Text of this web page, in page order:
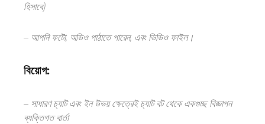
হিসাবে)
– আপনি ফটো, অডিও পাঠাতে পারেন, এবং ভিডিও ফাইল।
বিয়োগ:
– সাধারণ চ্যাট এবং ইন উভয় ক্ষেত্রেই চ্যাট বট থেকে একগুচ্ছ বিজ্ঞাপন
ব্যক্তিগত বার্তা